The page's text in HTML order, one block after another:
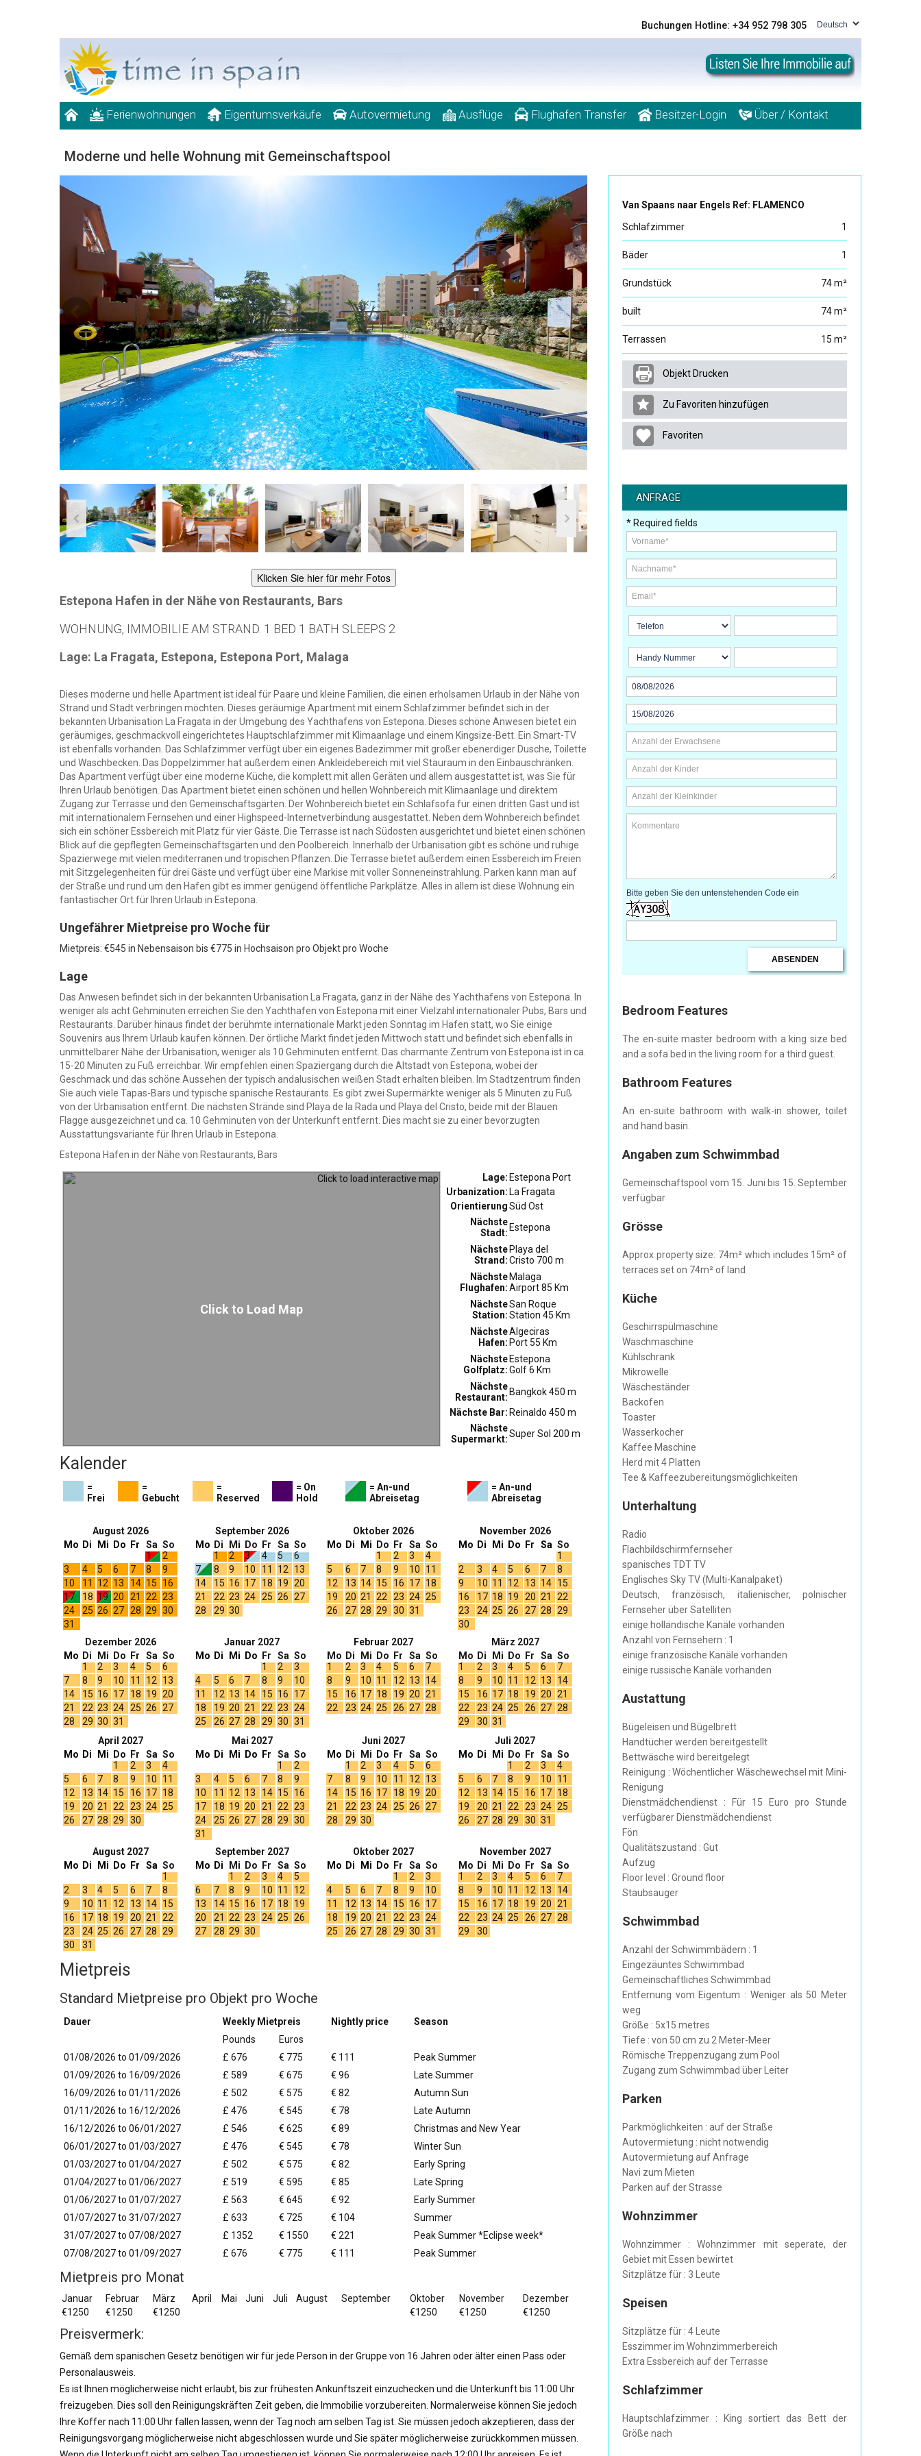
Buchungen Hotline: +34 952 798 305
Ferienwohnungen Eigentumsverkäufe Autovermietung Ausflüge Flughafen Transfer Besitzer-Login Über / Kontakt
Moderne und helle Wohnung mit Gemeinschaftspool
Klicken Sie hier für mehr Fotos
Estepona Hafen in der Nähe von Restaurants, Bars
WOHNUNG, IMMOBILIE AM STRAND. 1 BED 1 BATH SLEEPS 2
Lage: La Fragata, Estepona, Estepona Port, Malaga
Dieses moderne und helle Apartment ist ideal für Paare und kleine Familien, die einen erholsamen Urlaub in der Nähe von
Strand und Stadt verbringen möchten. Dieses geräumige Apartment mit einem Schlafzimmer befindet sich in der
bekannten Urbanisation La Fragata in der Umgebung des Yachthafens von Estepona. Dieses schöne Anwesen bietet ein
geräumiges, geschmackvoll eingerichtetes Hauptschlafzimmer mit Klimaanlage und einem Kingsize-Bett. Ein Smart-TV
ist ebenfalls vorhanden. Das Schlafzimmer verfügt über ein eigenes Badezimmer mit großer ebenerdiger Dusche, Toilette
und Waschbecken. Das Doppelzimmer hat außerdem einen Ankleidebereich mit viel Stauraum in den Einbauschränken.
Das Apartment verfügt über eine moderne Küche, die komplett mit allen Geräten und allem ausgestattet ist, was Sie für
Ihren Urlaub benötigen. Das Apartment bietet einen schönen und hellen Wohnbereich mit Klimaanlage und direktem
Zugang zur Terrasse und den Gemeinschaftsgärten. Der Wohnbereich bietet ein Schlafsofa für einen dritten Gast und ist
mit internationalem Fernsehen und einer Highspeed-Internetverbindung ausgestattet. Neben dem Wohnbereich befindet
sich ein schöner Essbereich mit Platz für vier Gäste. Die Terrasse ist nach Südosten ausgerichtet und bietet einen schönen
Blick auf die gepflegten Gemeinschaftsgärten und den Poolbereich. Innerhalb der Urbanisation gibt es schöne und ruhige
Spazierwege mit vielen mediterranen und tropischen Pflanzen. Die Terrasse bietet außerdem einen Essbereich im Freien
mit Sitzgelegenheiten für drei Gäste und verfügt über eine Markise mit voller Sonneneinstrahlung. Parken kann man auf
der Straße und rund um den Hafen gibt es immer genügend öffentliche Parkplätze. Alles in allem ist diese Wohnung ein
fantastischer Ort für Ihren Urlaub in Estepona.
Ungefährer Mietpreise pro Woche für
Mietpreis: €545 in Nebensaison bis €775 in Hochsaison pro Objekt pro Woche
Lage
Das Anwesen befindet sich in der bekannten Urbanisation La Fragata, ganz in der Nähe des Yachthafens von Estepona. In
weniger als acht Gehminuten erreichen Sie den Yachthafen von Estepona mit einer Vielzahl internationaler Pubs, Bars und
Restaurants. Darüber hinaus findet der berühmte internationale Markt jeden Sonntag im Hafen statt, wo Sie einige
Souvenirs aus Ihrem Urlaub kaufen können. Der örtliche Markt findet jeden Mittwoch statt und befindet sich ebenfalls in
unmittelbarer Nähe der Urbanisation, weniger als 10 Gehminuten entfernt. Das charmante Zentrum von Estepona ist in ca.
15-20 Minuten zu Fuß erreichbar. Wir empfehlen einen Spaziergang durch die Altstadt von Estepona, wobei der
Geschmack und das schöne Aussehen der typisch andalusischen weißen Stadt erhalten bleiben. Im Stadtzentrum finden
Sie auch viele Tapas-Bars und typische spanische Restaurants. Es gibt zwei Supermärkte weniger als 5 Minuten zu Fuß
von der Urbanisation entfernt. Die nächsten Strände sind Playa de la Rada und Playa del Cristo, beide mit der Blauen
Flagge ausgezeichnet und ca. 10 Gehminuten von der Unterkunft entfernt. Dies macht sie zu einer bevorzugten
Ausstattungsvariante für Ihren Urlaub in Estepona.
Estepona Hafen in der Nähe von Restaurants, Bars
Click to Load Map
Lage: Estepona Port
Urbanization: La Fragata
OrientierungSüd Ost
Nächste
Stadt: Estepona
Nächste
Strand:
Playa del
Cristo 700 m
Nächste
Flughafen:
Malaga
Airport 85 Km
Nächste
Station:
San Roque
Station 45 Km
Nächste
Hafen:
Algeciras
Port 55 Km
Nächste
Golfplatz:
Estepona
Golf 6 Km
Nächste
Restaurant: Bangkok 450 m
Nächste Bar: Reinaldo 450 m
Nächste
Supermarkt:Super Sol 200 m
Kalender
=
Frei
=
Gebucht
=
Reserved
= On
Hold
= An-und
Abreisetag
= An-und
Abreisetag
August 2026
Mo Di Mi Do Fr
Sa
1
So
2
3
4 5 6 7 8
9
10
11 12 13 14 15
16
17
18 19 20 21 22 23
24
25 26 27 28 29 30
31
September 2026
Mo Di
1
Mi
2
Do
3
Fr
4
Sa
5
So
6
7
8 9 10 11 12
13
14
15 16 17 18 19 20
21
22 23 24 25 26 27
28
29 30
Oktober 2026
Mo Di Mi
Do
1
Fr
2
Sa
3
So
4
5
6 7 8 9 10
11
12
13 14 15 16 17 18
19
20 21 22 23 24 25
26
27 28 29 30 31
November 2026
Mo Di Mi Do Fr Sa So
1
2
3 4 5 6 7
8
9
10 11 12 13 14 15
16
17 18 19 20 21
22
23
24 25 26 27 28 29
30
Dezember 2026
Mo Di
1
Mi
2
Do
3
Fr
4
Sa
5
So
6
7
8 9 10 11 12
13
14
15 16 17 18 19 20
21
22 23 24 25 26 27
28
29 30 31
Januar 2027
Mo Di Mi Do
Fr
1
Sa
2
So
3
4
5 6 7 8 9
10
11
12 13 14 15 16
17
18
19 20 21 22 23 24
25
26 27 28 29 30 31
Februar 2027
Mo
1
Di
2
Mi
3
Do
4
Fr
5
Sa
6
So
7
8
9 10 11 12 13
14
15
16 17 18 19 20 21
22
23 24 25 26 27 28
März 2027
Mo
1
Di
2
Mi
3
Do
4
Fr
5
Sa
6
So
7
8
9 10 11 12 13
14
15
16 17 18 19 20 21
22
23 24 25 26 27 28
29
30 31
April 2027
Mo Di Mi
Do
1
Fr
2
Sa
3
So
4
5
6 7 8 9 10
11
12
13 14 15 16 17 18
19
20 21 22 23 24 25
26
27 28 29 30
Mai 2027
Mo Di Mi Do Fr
Sa
1
So
2
3
4 5 6 7 8
9
10
11 12 13 14 15
16
17
18 19 20 21 22 23
24
25 26 27 28 29 30
31
Juni 2027
Mo Di
1
Mi
2
Do
3
Fr
4
Sa
5
So
6
7
8 9 10 11 12
13
14
15 16 17 18 19 20
21
22 23 24 25 26 27
28
29 30
Juli 2027
Mo Di Mi
Do
1
Fr
2
Sa
3
So
4
5
6 7 8 9 10
11
12
13 14 15 16 17 18
19
20 21 22 23 24 25
26
27 28 29 30 31
August 2027
Mo Di Mi Do Fr Sa So
1
2
3 4 5 6 7
8
9
10 11 12 13 14 15
16
17 18 19 20 21
22
23
24 25 26 27 28 29
30
31
September 2027
Mo Di
Mi
1
Do
2
Fr
3
Sa
4
So
5
6
7 8 9 10 11
12
13
14 15 16 17 18
19
20
21 22 23 24 25 26
27
28 29 30
Oktober 2027
Mo Di Mi Do
Fr
1
Sa
2
So
3
4
5 6 7 8 9
10
11
12 13 14 15 16
17
18
19 20 21 22 23 24
25
26 27 28 29 30 31
November 2027
Mo
1
Di
2
Mi
3
Do
4
Fr
5
Sa
6
So
7
8
9 10 11 12 13
14
15
16 17 18 19 20 21
22
23 24 25 26 27 28
29
30
Mietpreis
Standard Mietpreise pro Objekt pro Woche
Dauer Weekly Mietpreis Nightly price
Season
Pounds
Euros
01/08/2026 to 01/09/2026
£ 676 € 775 € 111
Peak Summer
01/09/2026 to 16/09/2026
£ 589 € 675 € 96
Late Summer
16/09/2026 to 01/11/2026
£ 502 € 575 € 82
Autumn Sun
01/11/2026 to 16/12/2026
£ 476 € 545 € 78
Late Autumn
16/12/2026 to 06/01/2027
£ 546 € 625 € 89
Christmas and New Year
06/01/2027 to 01/03/2027
£ 476 € 545 € 78
Winter Sun
01/03/2027 to 01/04/2027
£ 502 € 575 € 82
Early Spring
01/04/2027 to 01/06/2027
£ 519 € 595 € 85
Late Spring
01/06/2027 to 01/07/2027
£ 563 € 645 € 92
Early Summer
01/07/2027 to 31/07/2027
£ 633 € 725 € 104
Summer
31/07/2027 to 07/08/2027
£ 1352 € 1550 € 221
Peak Summer *Eclipse week*
07/08/2027 to 01/09/2027
£ 676 € 775 € 111 Peak Summer
Mietpreis pro Monat
Januar Februar März April Mai Juni Juli August September Oktober November
Dezember
€1250
€1250 €1250 €1250 €1250 €1250
Preisvermerk:
Gemäß dem spanischen Gesetz benötigen wir für jede Person in der Gruppe von 16 Jahren oder älter einen Pass oder
Personalausweis.
Es ist Ihnen möglicherweise nicht erlaubt, bis zur frühesten Ankunftszeit einzuchecken und die Unterkunft bis 11:00 Uhr
freizugeben. Dies soll den Reinigungskräften Zeit geben, die Immobilie vorzubereiten. Normalerweise können Sie jedoch
Ihre Koffer nach 11:00 Uhr fallen lassen, wenn der Tag noch am selben Tag ist. Sie müssen jedoch akzeptieren, dass der
Reinigungsvorgang möglicherweise nicht abgeschlossen wurde und Sie später möglicherweise zurückkommen müssen.
Van Spaans naar Engels Ref: FLAMENCO
Schlafzimmer
1
Bäder 1
Grundstück 74 m²
built 74 m²
Terrassen 15 m²
Objekt Drucken
Zu Favoriten hinzufügen
Favoriten
ANFRAGE
* Required fields
Bitte geben Sie den untenstehenden Code ein
Bedroom Features
The en-suite master bedroom with a king size bed
and a sofa bed in the living room for a third guest.
Bathroom Features
An en-suite bathroom with walk-in shower, toilet
and hand basin.
Angaben zum Schwimmbad
Gemeinschaftspool vom 15. Juni bis 15. September
verfügbar
Grösse
Approx property size: 74m² which includes 15m² of
terraces set on 74m² of land
Küche
Geschirrspülmaschine
Waschmaschine
Kühlschrank
Mikrowelle
Wäscheständer
Backofen
Toaster
Wasserkocher
Kaffee Maschine
Herd mit 4 Platten
Tee & Kaffeezubereitungsmöglichkeiten
Unterhaltung
Radio
Flachbildschirmfernseher
spanisches TDT TV
Englisches Sky TV (Multi-Kanalpaket)
Deutsch, französisch, italienischer, polnischer
Fernseher über Satelliten
einige holländische Kanäle vorhanden
Anzahl von Fernsehern : 1
einige französische Kanäle vorhanden
einige russische Kanäle vorhanden
Austattung
Bügeleisen und Bügelbrett
Handtücher werden bereitgestellt
Bettwäsche wird bereitgelegt
Reinigung : Wöchentlicher Wäschewechsel mit Mini-
Renigung
Dienstmädchendienst : Für 15 Euro pro Stunde
verfügbarer Dienstmädchendienst
Fön
Qualitätszustand : Gut
Aufzug
Floor level : Ground floor
Staubsauger
Schwimmbad
Anzahl der Schwimmbädern : 1
Eingezäuntes Schwimmbad
Gemeinschaftliches Schwimmbad
Entfernung vom Eigentum : Weniger als 50 Meter
weg
Größe : 5x15 metres
Tiefe : von 50 cm zu 2 Meter-Meer
Römische Treppenzugang zum Pool
Zugang zum Schwimmbad über Leiter
Parken
Parkmöglichkeiten : auf der Straße
Autovermietung : nicht notwendig
Autovermietung auf Anfrage
Navi zum Mieten
Parken auf der Strasse
Wohnzimmer
Wohnzimmer : Wohnzimmer mit seperate, der
Gebiet mit Essen bewirtet
Sitzplätze für : 3 Leute
Speisen
Sitzplätze für : 4 Leute
Esszimmer im Wohnzimmerbereich
Extra Essbereich auf der Terrasse
Schlafzimmer
Hauptschlafzimmer : King sortiert das Bett der
Größe nach